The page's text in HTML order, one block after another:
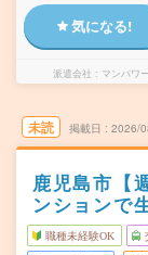
気になる!
派遣会社 マンパワ
未読 掲載日 2026/
鹿児島市【
ンションで
職種未経験OK